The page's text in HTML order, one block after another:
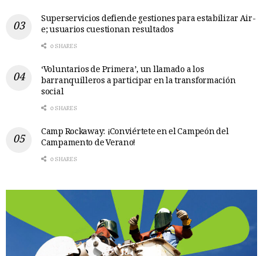
Superservicios defiende gestiones para estabilizar Air-
e; usuarios cuestionan resultados
0 SHARES
‘Voluntarios de Primera’, un llamado a los
barranquilleros a participar en la transformación
social
0 SHARES
Camp Rockaway: ¡Conviértete en el Campeón del
Campamento de Verano!
0 SHARES